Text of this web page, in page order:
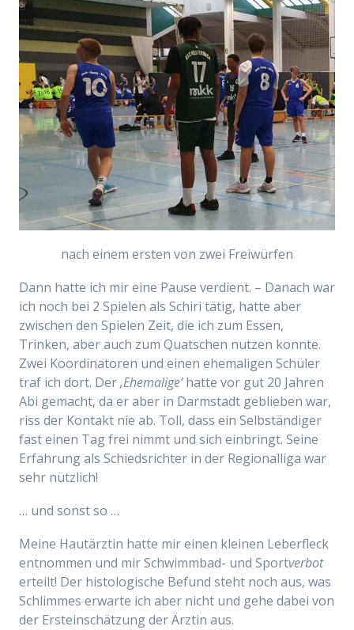
nach einem ersten von zwei Freiwürfen
Dann hatte ich mir eine Pause verdient. – Danach war
ich noch bei 2 Spielen als Schiri tätig, hatte aber
zwischen den Spielen Zeit, die ich zum Essen,
Trinken, aber auch zum Quatschen nutzen konnte.
Zwei Koordinatoren und einen ehemaligen Schüler
traf ich dort. Der‚Ehemalige‘hatte vor gut 20 Jahren
Abi gemacht, da er aber in Darmstadt geblieben war,
riss der Kontakt nie ab. Toll, dass ein Selbständiger
fast einen Tag frei nimmt und sich einbringt. Seine
Erfahrung als Schiedsrichter in der Regionalliga war
sehr nützlich!
… und sonst so …
Meine Hautärztin hatte mir einen kleinen Leberfleck
entnommen und mir Schwimmbad- und Sportverbot
erteilt! Der histologische Befund steht noch aus, was
Schlimmes erwarte ich aber nicht und gehe dabei von
der Ersteinschätzung der Ärztin aus.